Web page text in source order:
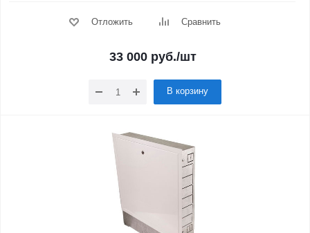
Отложить Сравнить
33 000руб./шт
В корзину